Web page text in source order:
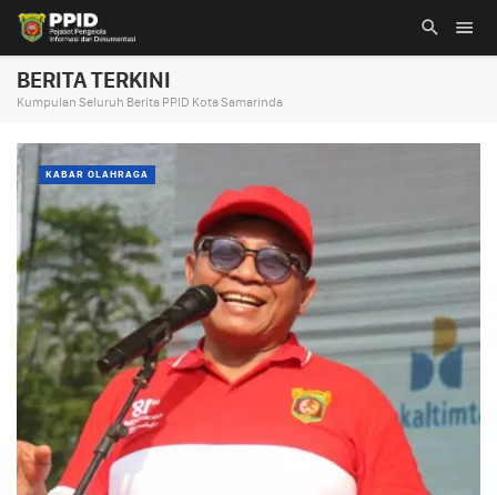
BERITA TERKINI
Kumpulan Seluruh Berita PPID Kota Samarinda
KABAR OLAHRAGA